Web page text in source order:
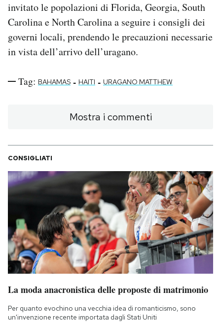
invitato le popolazioni di Florida, Georgia, South
Carolina e North Carolina a seguire i consigli dei
governi locali, prendendo le precauzioni necessarie
in vista dell’arrivo dell’uragano.
Tag: BAHAMAS - HAITI - URAGANO MATTHEW
Mostra i commenti
CONSIGLIATI
La moda anacronistica delle proposte di matrimonio
Per quanto evochino una vecchia idea di romanticismo, sono
un'invenzione recente importata dagli Stati Uniti